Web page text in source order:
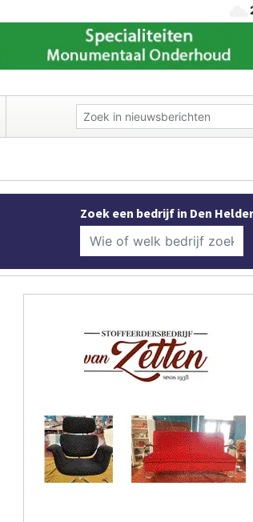
Zoek een bedrijf in Den